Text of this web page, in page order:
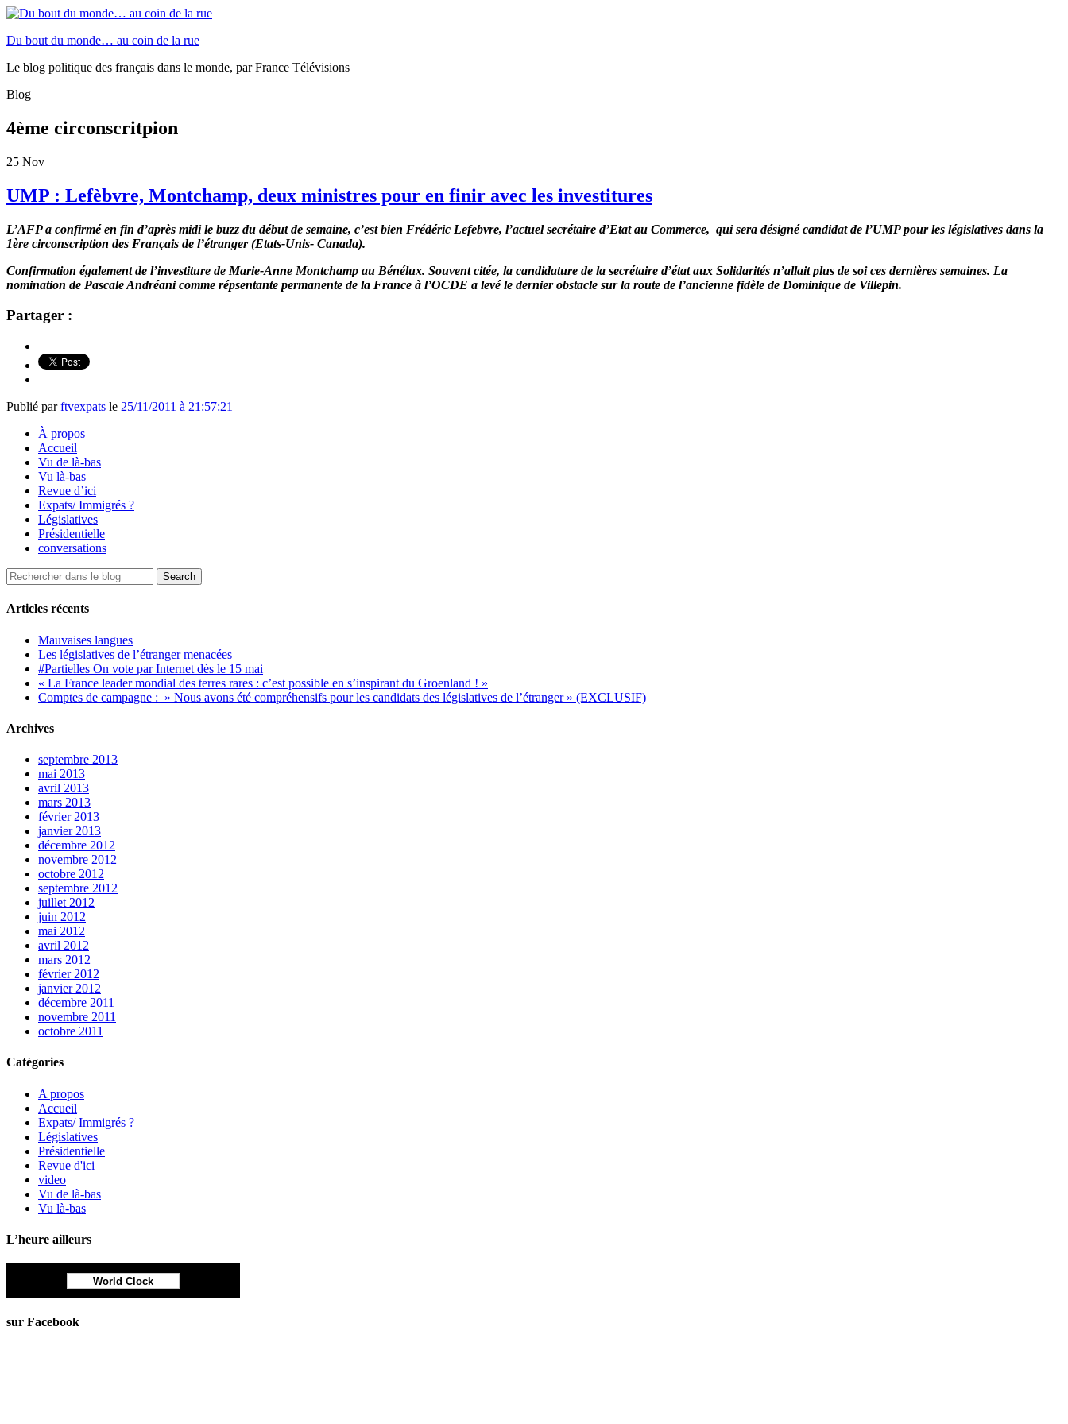
Du bout du monde… au coin de la rue
Le blog politique des français dans le monde, par France Télévisions
Blog
4ème circonscritpion
25 Nov
UMP : Lefèbvre, Montchamp, deux ministres pour en finir avec les investitures
L’AFP a confirmé en fin d’après midi le buzz du début de semaine, c’est bien Frédéric Lefebvre, l’actuel secrétaire d’Etat au Commerce, qui sera désigné candidat de l’UMP pour les législatives dans la
1ère circonscription des Français de l’étranger (Etats-Unis- Canada).
Confirmation également de l’investiture de Marie-Anne Montchamp au Bénélux. Souvent citée, la candidature de la secrétaire d’état aux Solidarités n’allait plus de soi ces dernières semaines. La
nomination de Pascale Andréani comme répsentante permanente de la France à l’OCDE a levé le dernier obstacle sur la route de l’ancienne fidèle de Dominique de Villepin.
Partager :
Publié parftvexpats le 25/11/2011 à 21:57:21
À propos
Accueil
Vu de là-bas
Vu là-bas
Revue d’ici
Expats/ Immigrés ?
Législatives
Présidentielle
conversations
Articles récents
Mauvaises langues
Les législatives de l’étranger menacées
#Partielles On vote par Internet dès le 15 mai
« La France leader mondial des terres rares : c’est possible en s’inspirant du Groenland ! »
Comptes de campagne : » Nous avons été compréhensifs pour les candidats des législatives de l’étranger » (EXCLUSIF)
Archives
septembre 2013
mai 2013
avril 2013
mars 2013
février 2013
janvier 2013
décembre 2012
novembre 2012
octobre 2012
septembre 2012
juillet 2012
juin 2012
mai 2012
avril 2012
mars 2012
février 2012
janvier 2012
décembre 2011
novembre 2011
octobre 2011
Catégories
A propos
Accueil
Expats/ Immigrés ?
Législatives
Présidentielle
Revue d'ici
video
Vu de là-bas
Vu là-bas
L’heure ailleurs
World Clock
sur Facebook